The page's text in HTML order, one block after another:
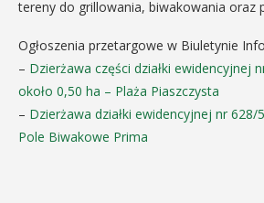
tereny do grillowania, biwakowania oraz
Ogłoszenia przetargowe w Biuletynie
– Dzierżawa części działki ewidencyjnej
około 0,50 ha – Plaża Piaszczysta
– Dzierżawa działki ewidencyjnej nr
Pole Biwakowe Prima